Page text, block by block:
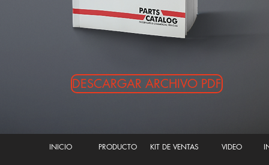
DESCARGAR ARCHIVO PDF
INICIO PRODUCTO KIT DE VENTAS VIDEO